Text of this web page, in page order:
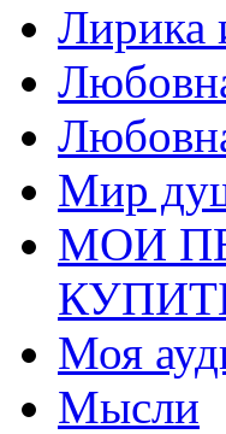
Лирика
Мир
МОИ
Моя
Мысли